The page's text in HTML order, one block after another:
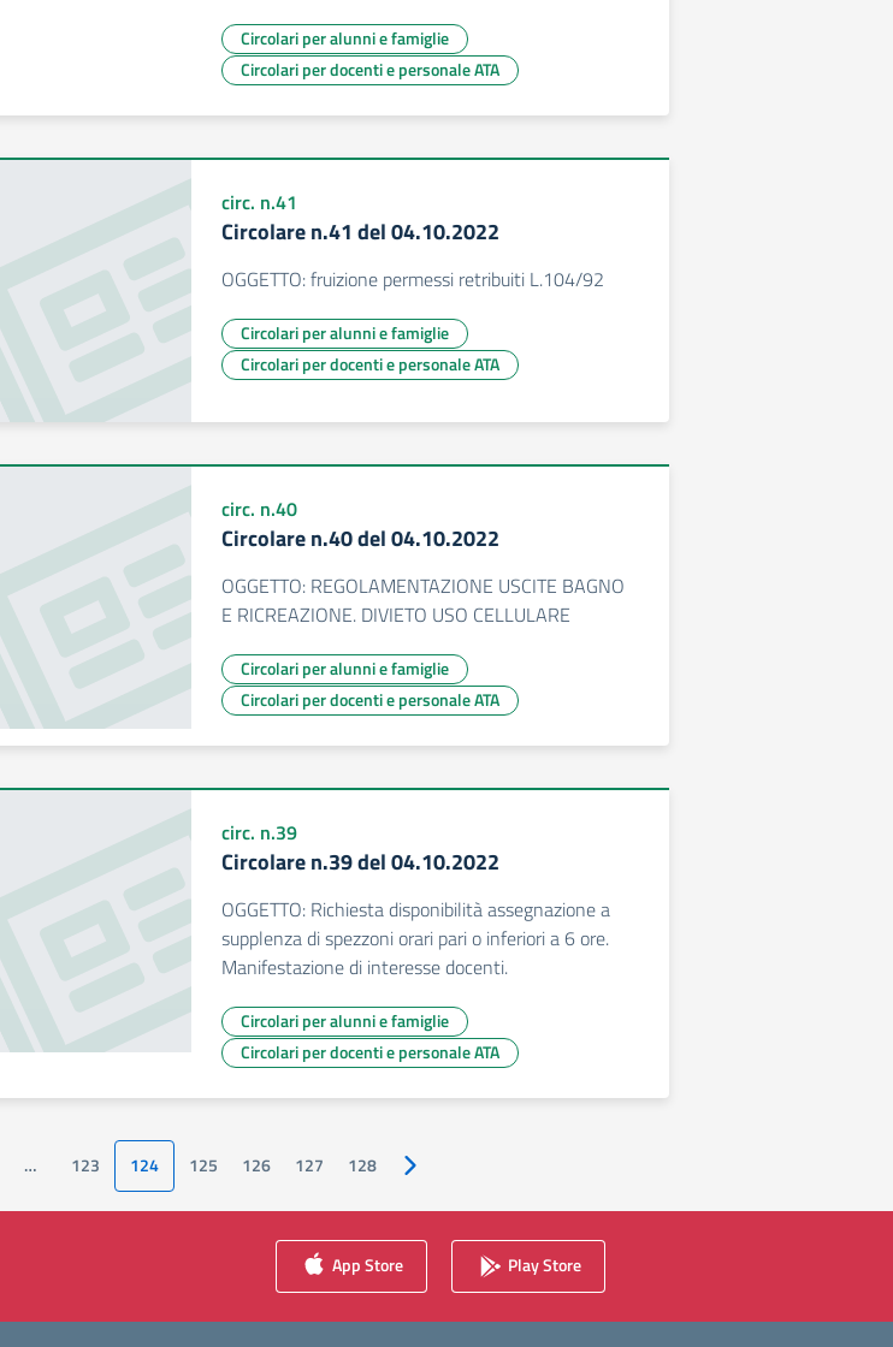
Circolari per alunni e famiglie
Circolari per docenti e personale ATA
circ. n.41
Circolare n.41 del 04.10.2022
OGGETTO: fruizione permessi retribuiti L.104/92
Circolari per alunni e famiglie
Circolari per docenti e personale ATA
circ. n.40
Circolare n.40 del 04.10.2022
OGGETTO: REGOLAMENTAZIONE USCITE BAGNO
E RICREAZIONE. DIVIETO USO CELLULARE
Circolari per alunni e famiglie
Circolari per docenti e personale ATA
circ. n.39
Circolare n.39 del 04.10.2022
OGGETTO: Richiesta disponibilità assegnazione a
supplenza di spezzoni orari pari o inferiori a 6 ore.
Manifestazione di interesse docenti.
Circolari per alunni e famiglie
Circolari per docenti e personale ATA
… 123 124 125 126 127 128 Pagina successiva
App Store Play Store